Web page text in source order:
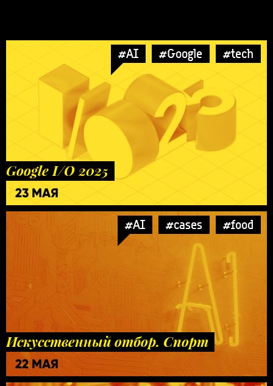
#AI #Google #tech
Google I/O 2025
23 МАЯ
#AI #cases #food
Искусственный отбор. Спорт
22 МАЯ